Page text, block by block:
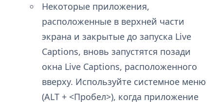
Некоторые приложения,
расположенные в верхней части
экрана и закрытые до запуска Live
Captions, вновь запустятся позади
окна Live Captions, расположенного
вверху. Используйте системное меню
(ALT + <Пробел>), когда приложение